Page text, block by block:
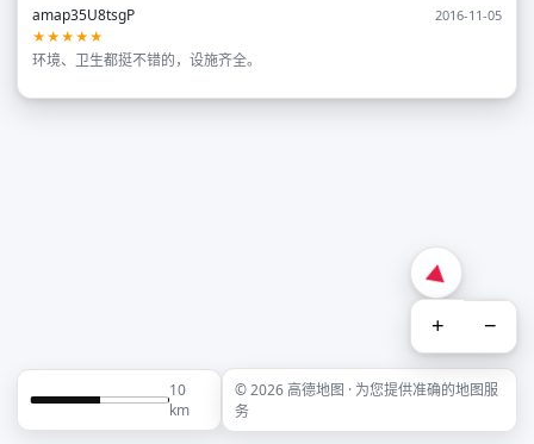
amap35U8tsgP
2016-11-05
★★★★★
环境、卫生都挺不错的，设施齐全。
+ −
10
km
© 2026 高德地图 · 为您提供准确的地图服
务